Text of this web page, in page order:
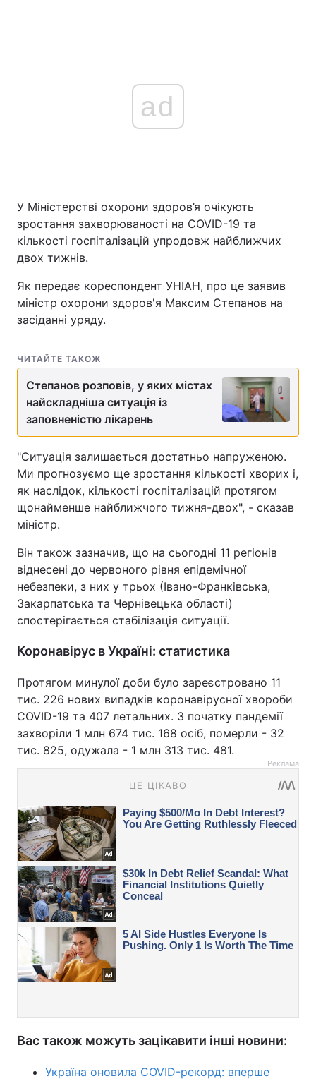
ad
У Міністерстві охорони здоров’я очікують
зростання захворюваності на COVID-19 та
кількості госпіталізацій упродовж найближчих
двох тижнів.
Як передає кореспондент УНІАН, про це заявив
міністр охорони здоров'я Максим Степанов на
засіданні уряду.
ЧИТАЙТЕ ТАКОЖ
Степанов розповів, у яких містах
найскладніша ситуація із
заповненістю лікарень
"Ситуація залишається достатньо напруженою.
Ми прогнозуємо ще зростання кількості хворих і,
як наслідок, кількості госпіталізацій протягом
щонайменше найближчого тижня-двох", - сказав
міністр.
Він також зазначив, що на сьогодні 11 регіонів
віднесені до червоного рівня епідемічної
небезпеки, з них у трьох (Івано-Франківська,
Закарпатська та Чернівецька області)
спостерігається стабілізація ситуації.
Коронавірус в Україні: статистика
Протягом минулої доби було зареєстровано 11
тис. 226 нових випадків коронавірусної хвороби
COVID-19 та 407 летальних. З початку пандемії
захворіли 1 млн 674 тис. 168 осіб, померли - 32
тис. 825, одужала - 1 млн 313 тис. 481.
Реклама
Вас також можуть зацікавити інші новини:
Україна оновила COVID-рекорд: вперше